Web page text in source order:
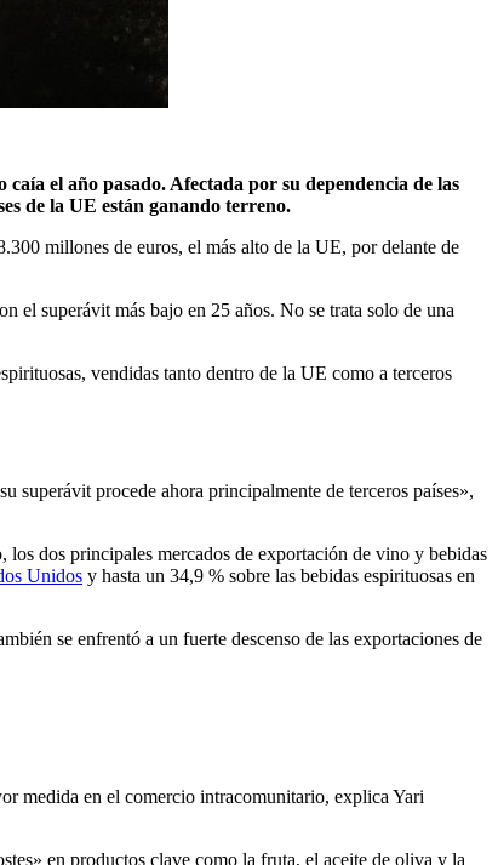
el año pasado. Afectada por su dependencia de las
de la UE están ganando terreno.
millones de euros, el más alto de la UE, por delante de
el superávit más bajo en 25 años. No se trata solo de una
vendidas tanto dentro de la UE como a terceros
superávit procede ahora principalmente de terceros países»,
los dos principales mercados de exportación de vino y bebidas
Unidos y hasta un 34,9 % sobre las bebidas espirituosas en
se enfrentó a un fuerte descenso de las exportaciones de
medida en el comercio intracomunitario, explica Yari
en productos clave como la fruta, el aceite de oliva y la